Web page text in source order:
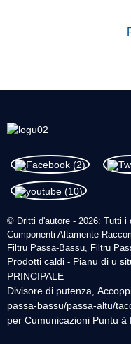
© Dritti d'autore - 2026: Tutti i
Cumponenti Altamente
Filtru Passa-Bassu, Filtru
Prodotti caldi - Pianu di u
PRINCIPALE
Divisore di putenza ,
passa-bassu/passa-altu/
per Cumunicazioni Puntu à